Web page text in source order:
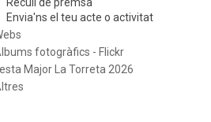
Envia'ns el teu acte o activitat
fotogràfics - Flickr
Major La Torreta 2026